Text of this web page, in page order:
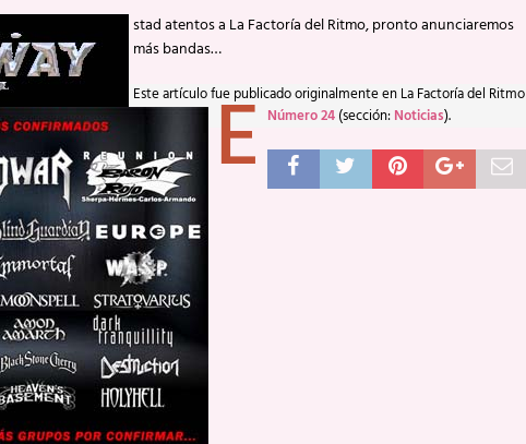
E
stad atentos a La Factoría del Ritmo, pronto anunciaremos
más bandas…
Este artículo fue publicado originalmente en La Factoría del Ritmo
Número 24 (sección: Noticias).